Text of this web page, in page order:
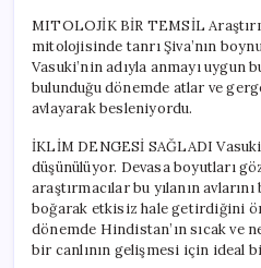
MITOLOJİK BİR TEMSİL
mitolojisinde tanrı Şiva’nın
Vasuki’nin adıyla anmayı uygun
bulunduğu dönemde atlar ve
avlayarak besleniyordu.
İKLİM DENGESİ SAĞLADI
düşünülüyor. Devasa boyutları
araştırmacılar bu yılanın
boğarak etkisiz hale getirdiğini
dönemde Hindistan’ın sıcak ve
bir canlının gelişmesi için ideal